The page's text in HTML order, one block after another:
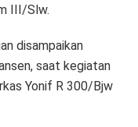
III/Slw.
disampaikan
saat kegiatan
Yonif R 300/Bjw